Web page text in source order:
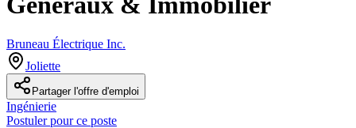
Bruneau Électrique Inc.
Joliette
Partager l'offre d'emploi
Ingénierie
Postuler pour ce poste